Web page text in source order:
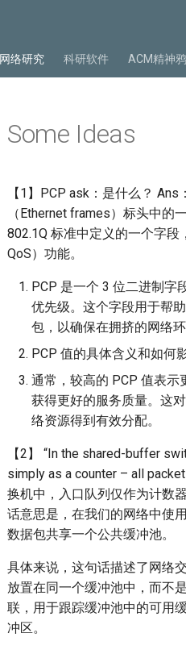
网络研究 科研软件 ACM精神
Some Ideas
【1】PCP ask：是什么？
（Ethernet frames）标头中的
802.1Q 标准中定义的一个字段
QoS）功能。
PCP 是一个 3 位二进制字
优先级。这个字段用于帮
包，以确保在拥挤的网络
PCP 值的具体含义和如何
通常，较高的 PCP 值表
获得更好的服务质量。这
络资源得到有效分配。
【2】 “In the shared-buffer
simply as a counter – all
换机中，入口队列仅作为计数
话意思是，在我们的网络中使
数据包共享一个公共缓冲池。
具体来说，这句话描述了网络
放置在同一个缓冲池中，而不
联，用于跟踪缓冲池中的可用
冲区。